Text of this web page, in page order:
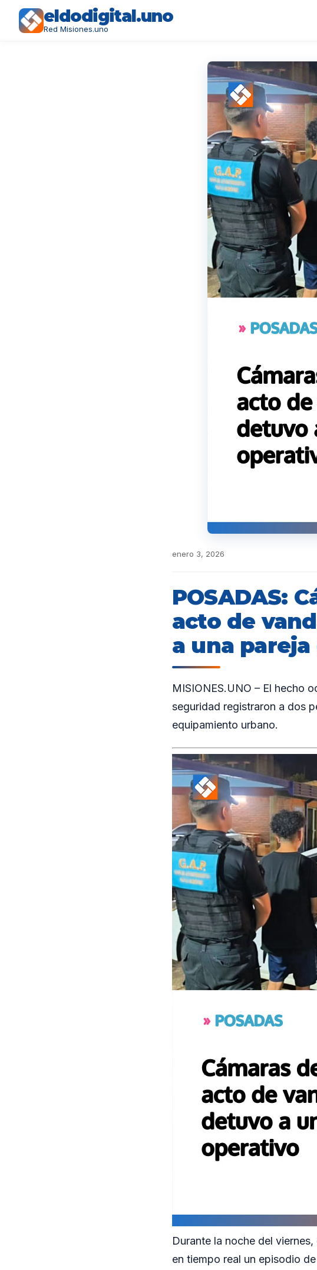
eldodigital.uno
Red Misiones.uno
enero 3, 2026
POSADAS:
acto de
a una
MISIONES.UNO – El hecho
seguridad registraron a dos
equipamiento urbano.
Durante la noche del
en tiempo real un episodio